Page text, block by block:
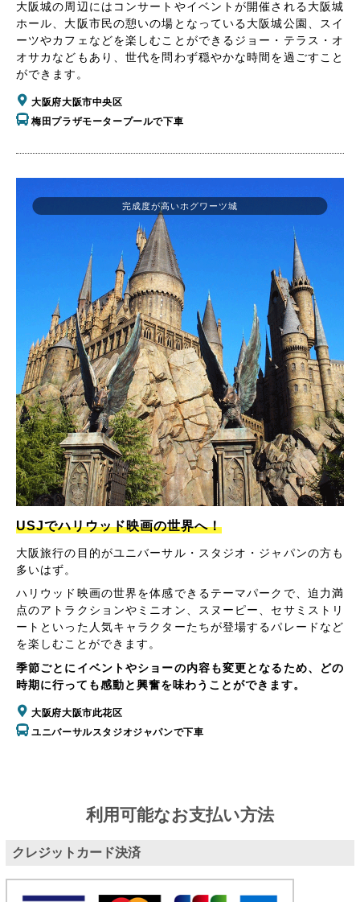
大阪城の周辺にはコンサートやイベントが開催される大阪城
ホール、大阪市民の憩いの場となっている大阪城公園、スイ
ーツやカフェなどを楽しむことができるジョー・テラス・オ
オサカなどもあり、世代を問わず穏やかな時間を過ごすこと
ができます。
大阪府大阪市中央区
梅田プラザモータープールで下車
USJでハリウッド映画の世界へ！
大阪旅行の目的がユニバーサル・スタジオ・ジャパンの方も
多いはず。
ハリウッド映画の世界を体感できるテーマパークで、迫力満
点のアトラクションやミニオン、スヌーピー、セサミストリ
ートといった人気キャラクターたちが登場するパレードなど
を楽しむことができます。
季節ごとにイベントやショーの内容も変更となるため、どの
時期に行っても感動と興奮を味わうことができます。
大阪府大阪市此花区
ユニバーサルスタジオジャパンで下車
完成度が高いホグワーツ城
利用可能なお支払い方法
クレジットカード決済